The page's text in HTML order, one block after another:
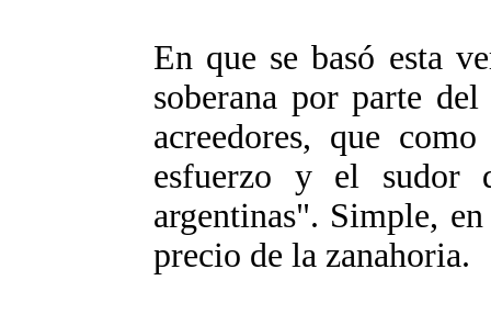
En que se basó esta
soberana por parte
acreedores, que
esfuerzo y el sudor
argentinas". Simple,
precio de la zanahoria.